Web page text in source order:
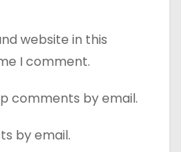
website in this
I comment.
comments by email.
by email.